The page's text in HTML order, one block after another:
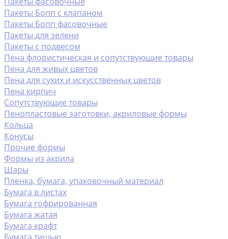
Пакеты Бопп с клапаном
Пакеты Бопп фасовочные
Пакеты для зелени
Пакеты с подвесом
Пена флористическая и сопутствующие товары
Пена для живых цветов
Пена для сухих и искусственных цветов
Пена кирпич
Сопутствующие товары
Пенопластовые заготовки, акриловые формы
Кольца
Конусы
Прочие формы
Формы из акрила
Шары
Пленка, бумага, упаковочный материал
Бумага в листах
Бумага гофрированная
Бумага жатая
Бумага крафт